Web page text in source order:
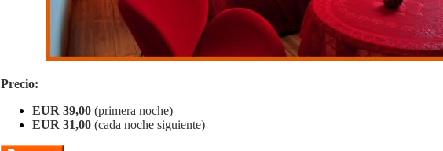
Precio:
EUR 39,00 (primera noche)
EUR 31,00 (cada noche siguiente)